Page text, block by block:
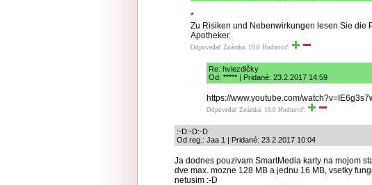
*
Zu Risiken und Nebenwirkungen lesen Sie die
Apotheker.
Odpovedať Známka: 10.0 Hodnotiť:
Re: hviezdičky
Od: ***** | Pridané: 23.2.2017 14:59
https://www.youtube.com/
Odpovedať Známka: 10.0 Hodnotiť:
:-D:-D:-D
Od reg.: Jaa 1 | Pridané: 23.2.2017 10:04
Ja dodnes pouzivam SmartMedia karty na mojom
dve max. mozne 128 MB a jednu 16 MB, vsetky
netusim :-D